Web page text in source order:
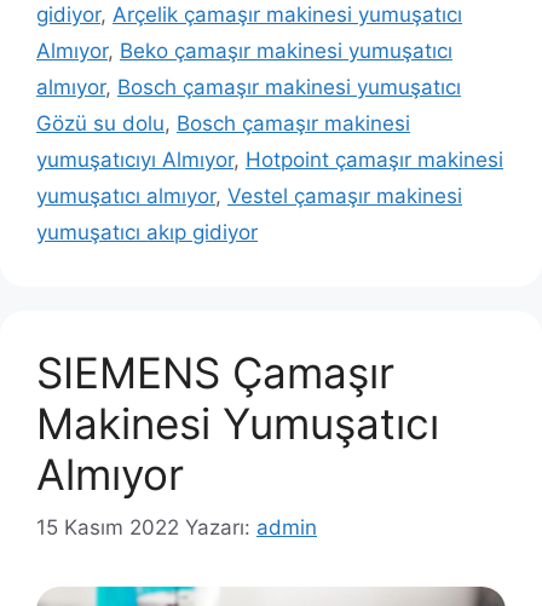
gidiyor, Arçelik çamaşır makinesi yumuşatıcı
Almıyor, Beko çamaşır makinesi yumuşatıcı
almıyor, Bosch çamaşır makinesi yumuşatıcı
Gözü su dolu, Bosch çamaşır makinesi
yumuşatıcıyı Almıyor, Hotpoint çamaşır makinesi
yumuşatıcı almıyor, Vestel çamaşır makinesi
yumuşatıcı akıp gidiyor
SIEMENS Çamaşır
Makinesi Yumuşatıcı
Almıyor
15 Kasım 2022 Yazarı: admin